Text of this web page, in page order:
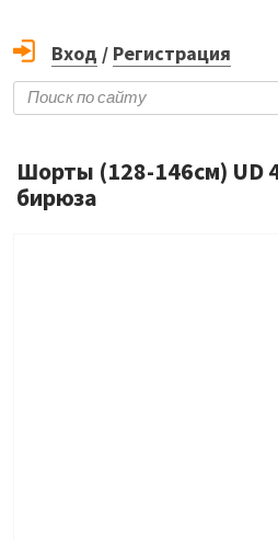
Вход / Регистрация
Шорты (128-146см) UD
бирюза